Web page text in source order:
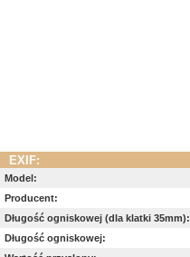
EXIF:
Model:
Producent:
Długość ogniskowej (dla klatki 35mm):
Długość ogniskowej: